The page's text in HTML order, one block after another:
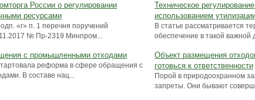
России о регулировании
ресурсами
«г» п. 1 перечня поручений
№ Пр-2319 Минпром...
Техническое
использованием
В статье рассматривается
обеспечение в такой
с промышленными отходами
реформа в сфере обращения с
В составе нац...
Объект размещения
готовься к ответственности
Порой в природоохранном
запреты. Они бывают